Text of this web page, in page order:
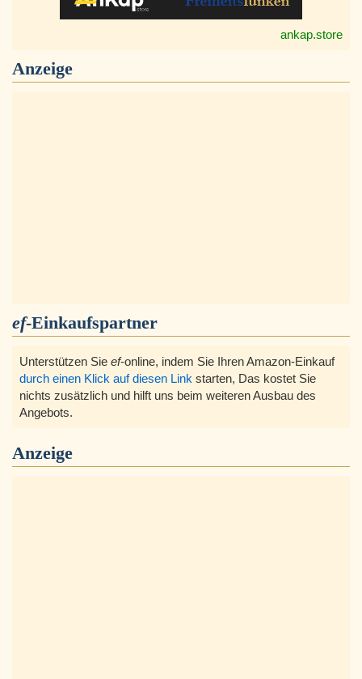
ankap.store
Anzeige
ef-Einkaufspartner
Unterstützen Sie ef-online, indem Sie Ihren Amazon-Einkauf
durch einen Klick auf diesen Link starten, Das kostet Sie
nichts zusätzlich und hilft uns beim weiteren Ausbau des
Angebots.
Anzeige